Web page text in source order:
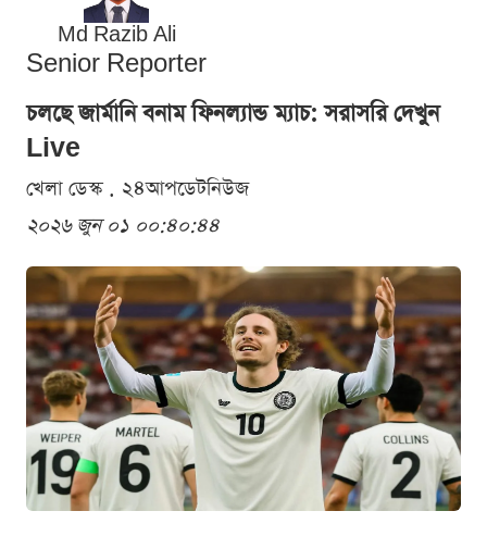
Md Razib Ali
Senior Reporter
চলছে জার্মানি বনাম ফিনল্যান্ড ম্যাচ: সরাসরি দেখুন
Live
খেলা ডেস্ক . ২৪আপডেটনিউজ
২০২৬ জুন ০১ ০০:৪০:৪৪